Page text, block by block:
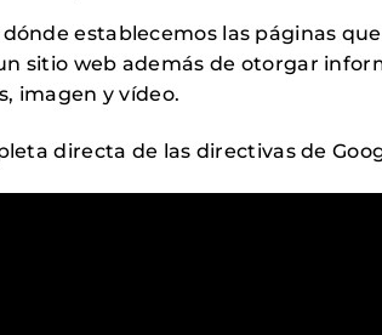
establecemos las páginas
sitio web además de otorgar
imagen y vídeo.
directa de las directivas de